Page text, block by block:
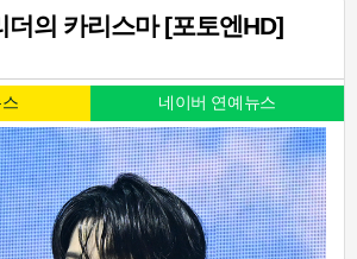
더의 카리스마 [포토엔HD]
네이버 연예뉴스